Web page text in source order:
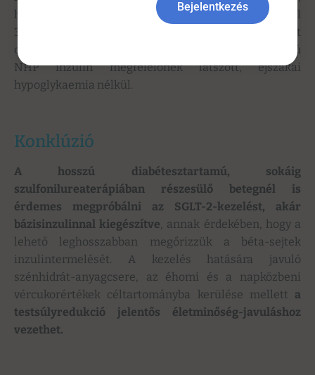
hogy közben a testsúly 9 kg-ot, a BMI 35,2 kg/m
-ről
31,3 kg/m
-re csökkent. Az éhomi vércukorszint
célértékének elérésében a fokozatosan emelt adagú
NHP inzulin megfelelőnek látszott, éjszakai
hypoglykaemia nélkül.
Konklúzió
A hosszú diabétesztartamú, sokáig
szulfonilureaterápiában részesülő betegnél is
érdemes megpróbálni az SGLT-2-kezelést, akár
bázisinzulinnal kiegészítve, annak érdekében, hogy a
lehető leghosszabban megőrizzük a béta-sejtek
inzulintermelését. A kezelés hatására javuló
szénhidrát-anyagcsere, az éhomi és a napközbeni
vércukorértékek céltartományba kerülése mellett a
testsúlyredukció jelentős életminőség-javuláshoz
vezethet.
Bejelentkezés